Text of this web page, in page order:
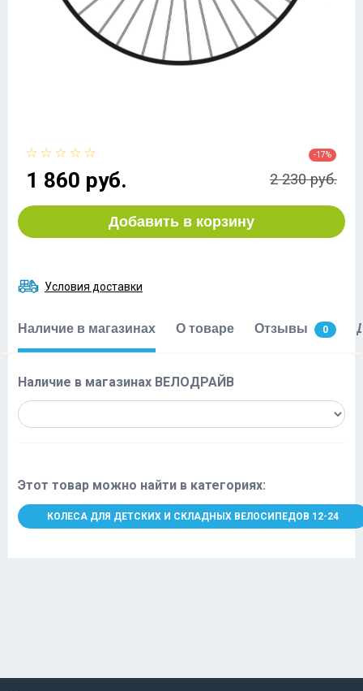
1 860 руб.
-17%
2 230 руб.
Добавить в корзину
Условия доставки
Наличие в магазинах О товаре Отзывы 0
Наличие в магазинах ВЕЛОДРАЙВ
Этот товар можно найти в категориях:
КОЛЕСА ДЛЯ ДЕТСКИХ И СКЛАДНЫХ ВЕЛОСИПЕДОВ 12-24